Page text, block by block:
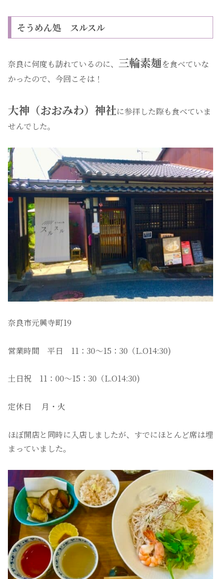
そうめん処 スルスル
奈良に何度も訪れているのに、 三輪素麺を食べていな
かったので、今回こそは！
大神（おおみわ）神社に参拝した際も食べていま
せんでした。
奈良市元興寺町19
営業時間 平日 11：30〜15：30（L.O14:30)
土日祝 11：00〜15：30（L.O14:30)
定休日 月・火
ほぼ開店と同時に入店しましたが、すでにほとんど席は埋
まっていました。